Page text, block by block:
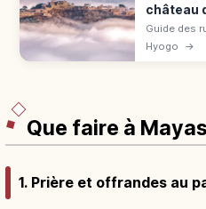
château
Guide des
mer de
depuis
Hyogo →
Que faire à
1. Prière et offrandes au